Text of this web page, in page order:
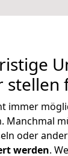
stellen
immer
Manchmal
oder
werden.